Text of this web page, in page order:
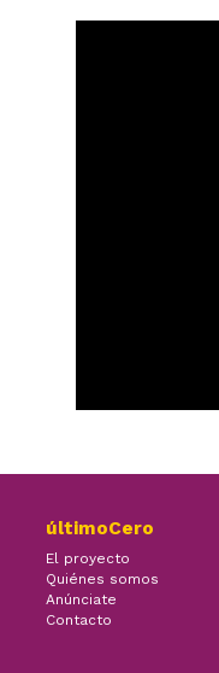
últimoCero
El proyecto
Quiénes somos
Anúnciate
Contacto